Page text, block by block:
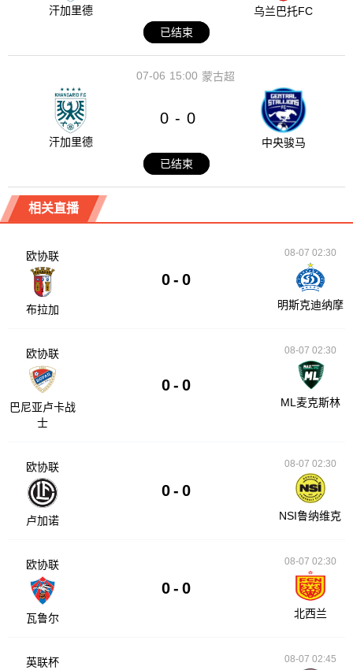
汗加里德
乌兰巴托FC
已结束
15:00
07-06 蒙古超
汗加里德
0 - 0
中央骏马
已结束
相关直播
欧协联
布拉加
0 - 0
08-07 02:30
明斯克迪纳摩
欧协联
巴尼亚卢卡战
士
0 - 0
08-07 02:30
ML麦克斯林
欧协联
卢加诺
0 - 0
08-07 02:30
NSI鲁纳维克
欧协联
瓦鲁尔
0 - 0
08-07 02:30
北西兰
英联杯 08-07 02:45